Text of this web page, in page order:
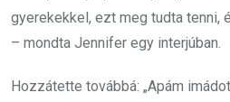
gyerekekkel, ezt meg tudta tenni,
– mondta Jennifer egy interjúban.
Hozzátette továbbá: „Apám